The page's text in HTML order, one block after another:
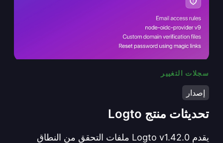
سجلات التغيير
إصدار
تحديثات منتج Logto
يقدم Logto v1.42.0 ملفات التحقق من النطاق
تحديثات منتج Logto